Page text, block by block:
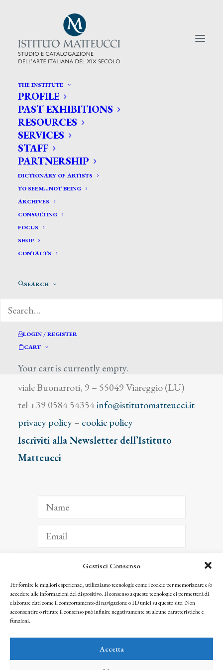
Gestisci Consenso
Per fornire le migliori esperienze, utilizziamo tecnologie come i cookie per memorizzare e/o
accedere alle informazioni del dispositivo. Il consenso a queste tecnologie ci permetterà di
elaborare dati come il comportamento di navigazione o ID unici su questo sito. Non
acconsentire o ritirare il consenso può influire negativamente su alcune caratteristiche e
funzioni.
Accetta
THE INSTITUTE
PROFILE
PAST EXHIBITIONS
RESOURCES
SERVICES
STAFF
PARTNERSHIP
DICTIONARY OF ARTISTS
TO SEEM…NOT BEING
ARCHIVES
CONSULTING
FOCUS
SHOP
CONTACTS
SEARCH
LOGIN / REGISTER
CART
Your cart is currently empty.
CERCA TRA GLI ARTISTI:
Search
for:
Salmini E.
Istituto Matteucci
viale Buonarroti, 9 – 55049 Viareggio (LU)
tel +39 0584 54354info@istitutomatteucci.it
privacy policy– cookie policy
Iscriviti alla Newsletter dell’Istituto
Matteucci
ISCRIVITI
Facendo clic per iscriverti, riconosci che le tue informazioni saranno trattate
seguendo la nostra Privacy Policy
© 2025 Istituto Matteucci. All right reserved
l’autorizzazione scritta dei proprietari dei diritti e dell’Istituto Matteucci